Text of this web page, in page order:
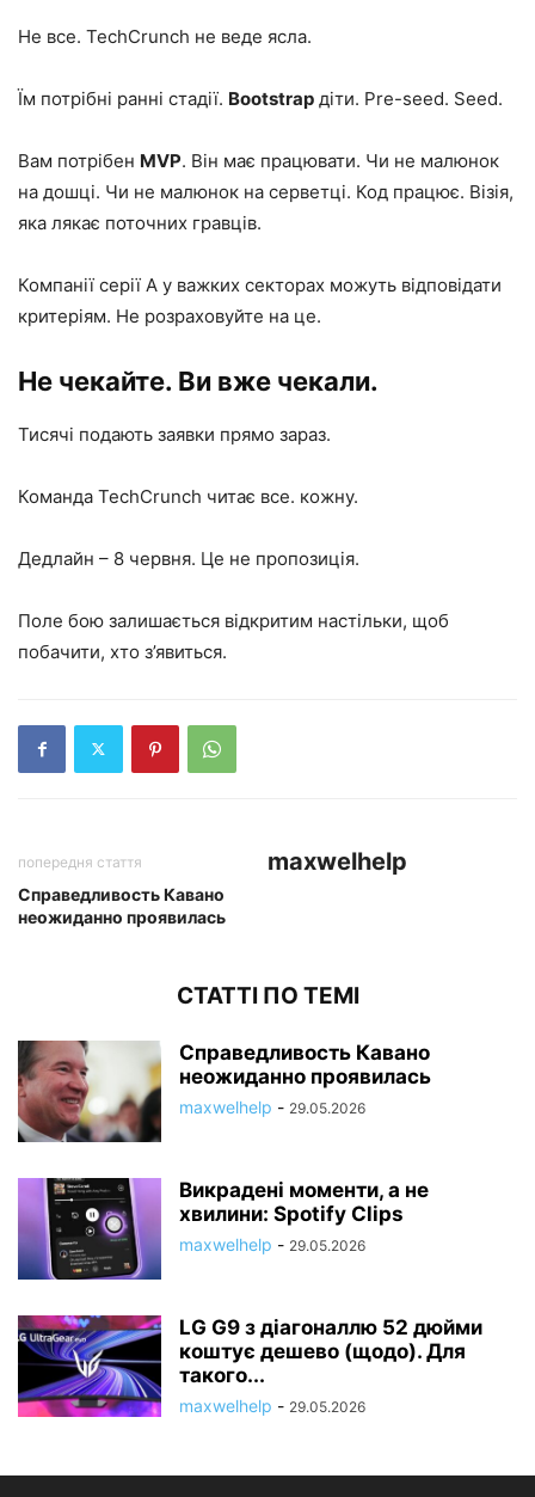
Не все. TechCrunch не веде ясла.
Їм потрібні ранні стадії. Bootstrap діти. Pre-seed. Seed.
Вам потрібен MVP. Він має працювати. Чи не малюнок
на дошці. Чи не малюнок на серветці. Код працює. Візія,
яка лякає поточних гравців.
Компанії серії А у важких секторах можуть відповідати
критеріям. Не розраховуйте на це.
Не чекайте. Ви вже чекали.
Тисячі подають заявки прямо зараз.
Команда TechCrunch читає все. кожну.
Дедлайн – 8 червня. Це не пропозиція.
Поле бою залишається відкритим настільки, щоб
побачити, хто з’явиться.
попередня стаття
Справедливость Кавано
неожиданно проявилась
maxwelhelp
СТАТТІ ПО ТЕМІ
Справедливость Кавано
неожиданно проявилась
maxwelhelp - 29.05.2026
Викрадені моменти, а не
хвилини: Spotify Clips
maxwelhelp - 29.05.2026
LG G9 з діагоналлю 52 дюйми
коштує дешево (щодо). Для
такого...
maxwelhelp - 29.05.2026